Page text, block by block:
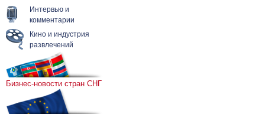
Интервью и
комментарии
Кино и индустрия
развлечений
Бизнес-новости стран СНГ